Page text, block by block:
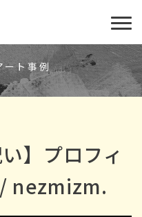
ート事例
】プロフィ
nezmizm.